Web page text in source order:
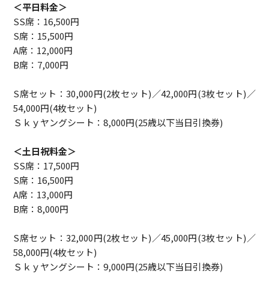
＜平日料金＞
SS席：16,500円
S席：15,500円
A席：12,000円
B席：7,000円
S席セット：30,000円(2枚セット)／42,000円(3枚セット)／
54,000円(4枚セット)
Ｓｋｙヤングシート：8,000円(25歳以下当日引換券)
＜土日祝料金＞
SS席：17,500円
S席：16,500円
A席：13,000円
B席：8,000円
S席セット：32,000円(2枚セット)／45,000円(3枚セット)／
58,000円(4枚セット)
Ｓｋｙヤングシート：9,000円(25歳以下当日引換券)